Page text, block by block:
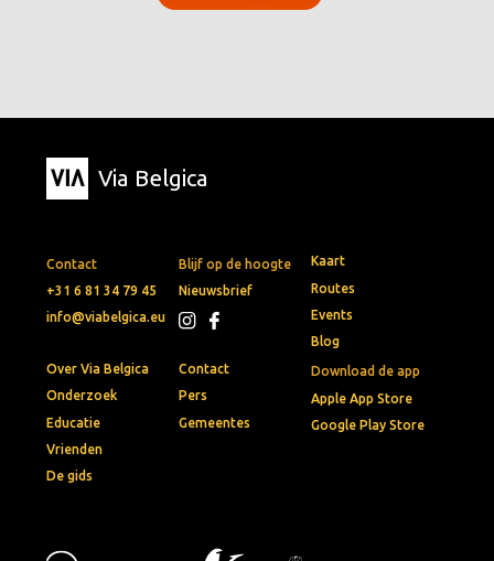
Via Belgica
Contact
+31 6 81 34 79 45
info@viabelgica.eu
Blijf op de hoogte
Nieuwsbrief
Download de app
Apple App Store
Google Play Store
Kaart
Routes
Events
Blog
Over Via Belgica
Onderzoek
Educatie
Vrienden
De gids
Contact
Pers
Gemeentes